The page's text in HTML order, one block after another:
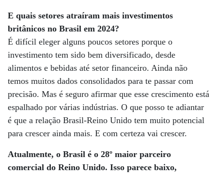
E quais setores atraíram mais investimentos
britânicos no Brasil em 2024?
É difícil eleger alguns poucos setores porque o
investimento tem sido bem diversificado, desde
alimentos e bebidas até setor financeiro. Ainda não
temos muitos dados consolidados para te passar com
precisão. Mas é seguro afirmar que esse crescimento está
espalhado por várias indústrias. O que posso te adiantar
é que a relação Brasil-Reino Unido tem muito potencial
para crescer ainda mais. E com certeza vai crescer.
Atualmente, o Brasil é o 28º maior parceiro
comercial do Reino Unido. Isso parece baixo,